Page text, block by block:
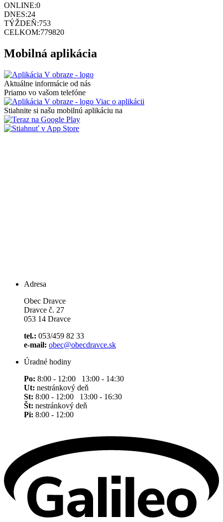
ONLINE:0
DNES:24
TÝŽDEŇ:753
CELKOM:779820
Mobilná aplikácia
Aktuálne informácie od nás
Priamo vo vašom telefóne
Viac o aplikácii
Stiahnite si našu mobilnú aplikáciu na
Adresa
Obec Dravce
Dravce č. 27
053 14 Dravce
tel.: 053/459 82 33
e-mail: obec@obecdravce.sk
Úradné hodiny
Po: 8:00 - 12:00 13:00 - 14:30
Ut: nestránkový deň
St: 8:00 - 12:00 13:00 - 16:30
Št: nestránkový deň
Pi: 8:00 - 12:00